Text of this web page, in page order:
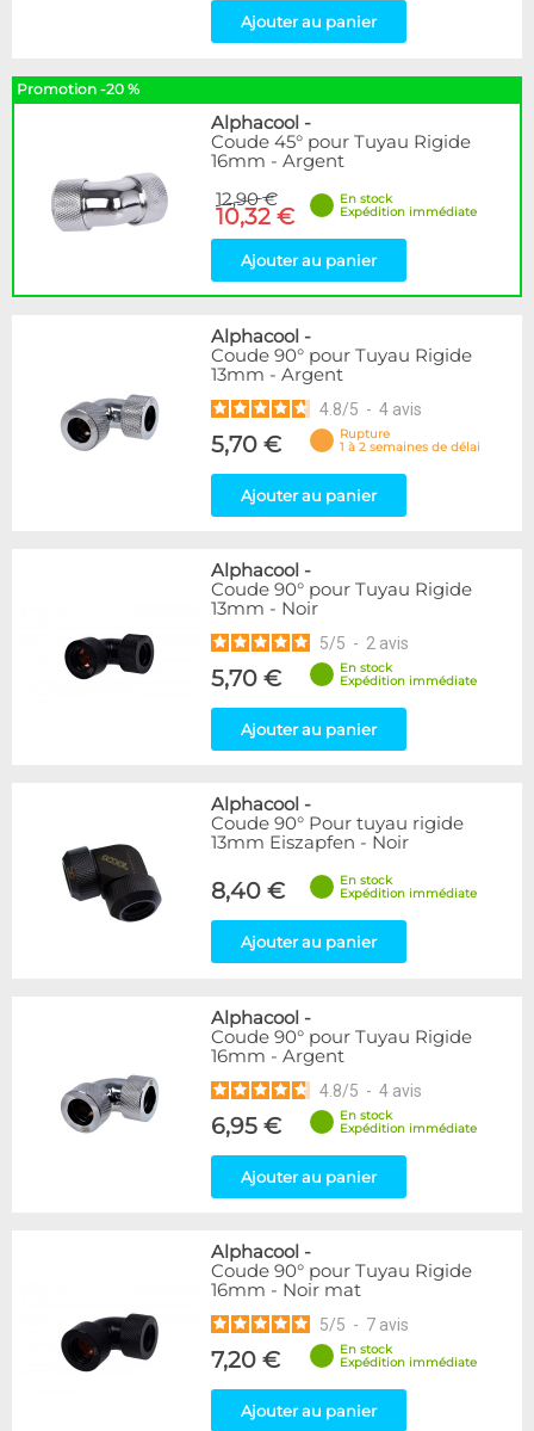
Ajouter au panier
Promotion -20 %
Alphacool -
Coude 45° pour Tuyau Rigide
16mm - Argent
12,90 €
10,32 €
En stock
Expédition immédiate
Ajouter au panier
Alphacool -
Coude 90° pour Tuyau Rigide
13mm - Argent
4.8/5 - 4 avis
5,70 €
Rupture
1 à 2 semaines de délai
Ajouter au panier
Alphacool -
Coude 90° pour Tuyau Rigide
13mm - Noir
5/5 - 2 avis
5,70 €
En stock
Expédition immédiate
Ajouter au panier
Alphacool -
Coude 90° Pour tuyau rigide
13mm Eiszapfen - Noir
8,40 €
En stock
Expédition immédiate
Ajouter au panier
Alphacool -
Coude 90° pour Tuyau Rigide
16mm - Argent
4.8/5 - 4 avis
6,95 €
En stock
Expédition immédiate
Ajouter au panier
Alphacool -
Coude 90° pour Tuyau Rigide
16mm - Noir mat
5/5 - 7 avis
7,20 €
En stock
Expédition immédiate
Ajouter au panier